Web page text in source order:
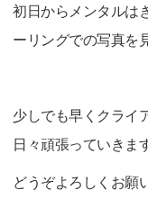
初日からメンタルは
ーリングでの写真を
少しでも早くクライ
日々頑張っていきま
どうぞよろしくお願